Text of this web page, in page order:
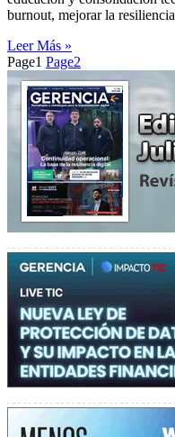
burnout, mejorar la resiliencia
Leer Más »
Page1 Page2